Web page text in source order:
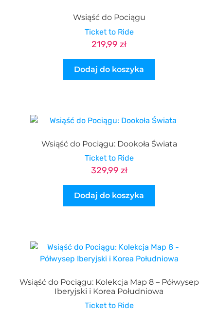
Wsiąść do Pociągu
Ticket to Ride
219,99 zł
Dodaj do koszyka
Wsiąść do Pociągu: Dookoła Świata
Ticket to Ride
329,99 zł
Dodaj do koszyka
Wsiąść do Pociągu: Kolekcja Map 8 – Półwysep
Iberyjski i Korea Południowa
Ticket to Ride